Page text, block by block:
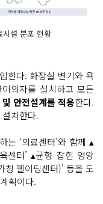
시설 분포 현황
한다. 화장실 변기와 욕
의자를 설치하고 모든
안전설계를 적용한다.
설치한다.
는 ‘의료센터’와 함께 ▴
센터’ ▴균형 잡힌 영양
칭 웰이팅센터)’ 등을 도
획이다.